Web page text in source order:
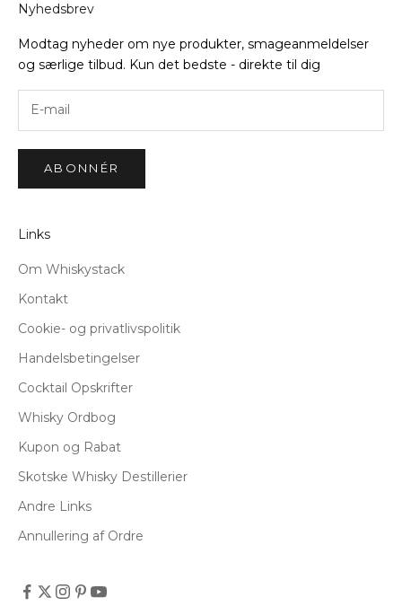
Nyhedsbrev
Modtag nyheder om nye produkter, smageanmeldelser
og særlige tilbud. Kun det bedste - direkte til dig
ABONNÉR
Links
Om Whiskystack
Kontakt
Cookie- og privatlivspolitik
Handelsbetingelser
Cocktail Opskrifter
Whisky Ordbog
Kupon og Rabat
Skotske Whisky Destillerier
Andre Links
Annullering af Ordre